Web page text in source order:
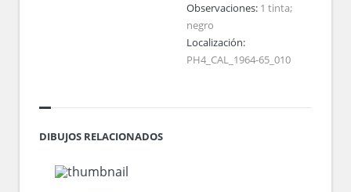
Observaciones: 1 tinta;
negro
Localización:
PH4_CAL_1964-65_010
DIBUJOS RELACIONADOS